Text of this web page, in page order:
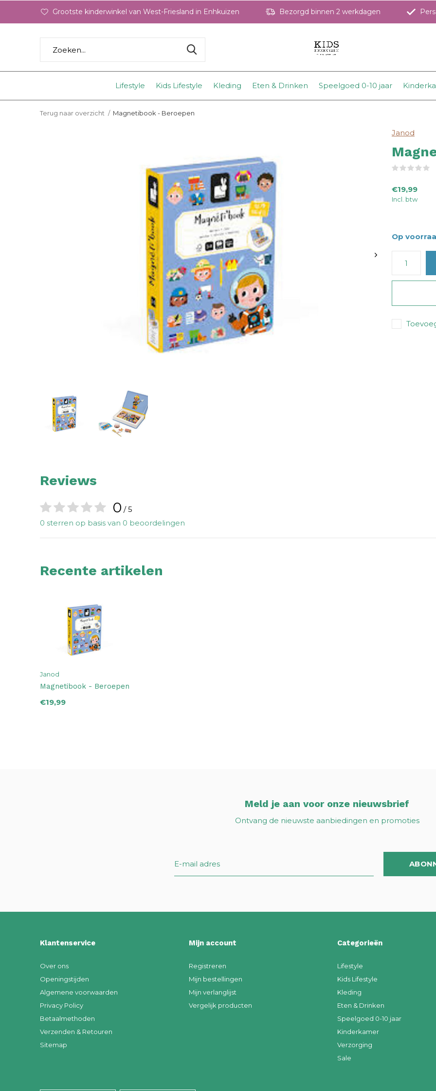
Lifestyle Kids Lifestyle Kleding Eten & Drinken Speelgoed 0-10 jaar
Grootste kinderwinkel van West-Friesland in Enhkuizen Bezorgd binnen 2 werkdagen
Terug naar overzicht Magnetibook - Beroepen
Janod
€19,99
Incl. btw
Op
Reviews
0 / 5
0 sterren op basis van 0 beoordelingen
Recente artikelen
Janod
Magnetibook - Beroepen
€19,99
Meld je aan voor onze nieuwsbrief
Ontvang de nieuwste aanbiedingen en promoties
Klantenservice
Over ons
Openingstijden
Algemene voorwaarden
Privacy Policy
Betaalmethoden
Verzenden & Retouren
Sitemap
Mijn account
Registreren
Mijn bestellingen
Mijn verlanglijst
Vergelijk producten
Categorieën
Lifestyle
Kids Lifestyle
Kleding
Eten & Drinken
Speelgoed 0-10 jaar
Kinderkamer
Verzorging
Sale